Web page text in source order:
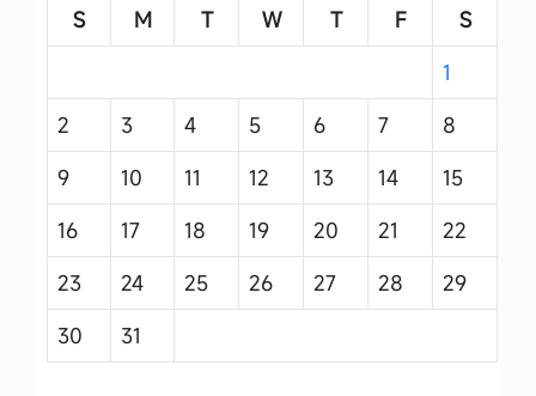
S
M T W T F
S
1
2
3 4 5 6 7
8
9
10 11 12 13 14
15
16
17 18 19 20 21
22
23
24 25 26 27 28
29
30
31